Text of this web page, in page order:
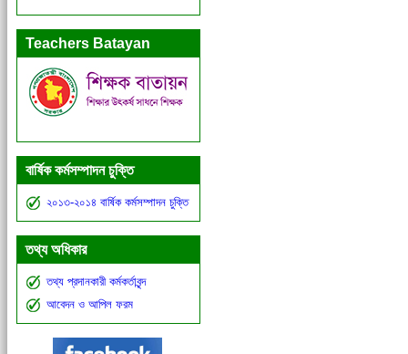
Teachers Batayan
বার্ষিক কর্মসম্পাদন চুক্তি
২০১৩-২০১৪ বার্ষিক কর্মসম্পাদন চুক্তি
তথ্য অধিকার
তথ্য প্রদানকারী কর্মকর্তাবৃন্দ
আবেদন ও আপিল ফরম